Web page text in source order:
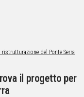
il progetto per